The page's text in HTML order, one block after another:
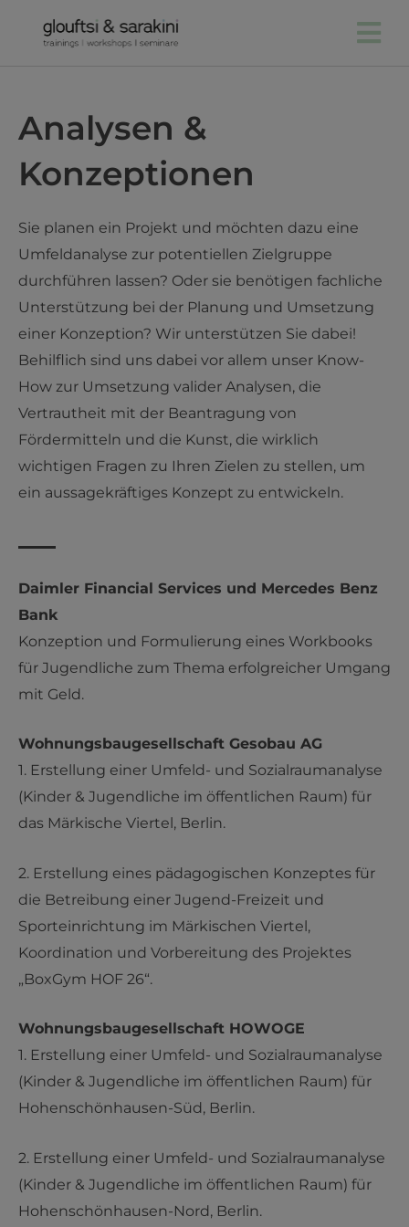
Analysen &
Konzeptionen
Sie planen ein Projekt und möchten dazu eine
Umfeldanalyse zur potentiellen Zielgruppe
durchführen lassen? Oder sie benötigen fachliche
Unterstützung bei der Planung und Umsetzung
einer Konzeption? Wir unterstützen Sie dabei!
Behilflich sind uns dabei vor allem unser Know-
How zur Umsetzung valider Analysen, die
Vertrautheit mit der Beantragung von
Fördermitteln und die Kunst, die wirklich
wichtigen Fragen zu Ihren Zielen zu stellen, um
ein aussagekräftiges Konzept zu entwickeln.
Daimler Financial Services und Mercedes Benz
Bank
Konzeption und Formulierung eines Workbooks
für Jugendliche zum Thema erfolgreicher Umgang
mit Geld.
Wohnungsbaugesellschaft Gesobau AG
1. Erstellung einer Umfeld- und Sozialraumanalyse
(Kinder & Jugendliche im öffentlichen Raum) für
das Märkische Viertel, Berlin.
2. Erstellung eines pädagogischen Konzeptes für
die Betreibung einer Jugend-Freizeit und
Sporteinrichtung im Märkischen Viertel,
Koordination und Vorbereitung des Projektes
„BoxGym HOF 26“.
Wohnungsbaugesellschaft HOWOGE
1. Erstellung einer Umfeld- und Sozialraumanalyse
(Kinder & Jugendliche im öffentlichen Raum) für
Hohenschönhausen-Süd, Berlin.
2. Erstellung einer Umfeld- und Sozialraumanalyse
(Kinder & Jugendliche im öffentlichen Raum) für
Hohenschönhausen-Nord, Berlin.